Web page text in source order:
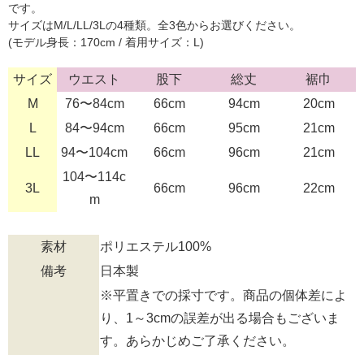
です。
サイズはM/L/LL/3Lの4種類。全3色からお選びください。
(モデル身長：170cm / 着用サイズ：L)
サイズ ウエスト 股下 総丈
裾巾
M
76〜84cm 66cm 94cm
20cm
L
84〜94cm 66cm 95cm
21cm
LL
94〜104cm 66cm 96cm 21cm
3L
104〜114c
m
66cm 96cm 22cm
素材
ポリエステル100%
備考
日本製
※平置きでの採寸です。商品の個体差によ
り、1～3cmの誤差が出る場合もございま
す。あらかじめご了承ください。